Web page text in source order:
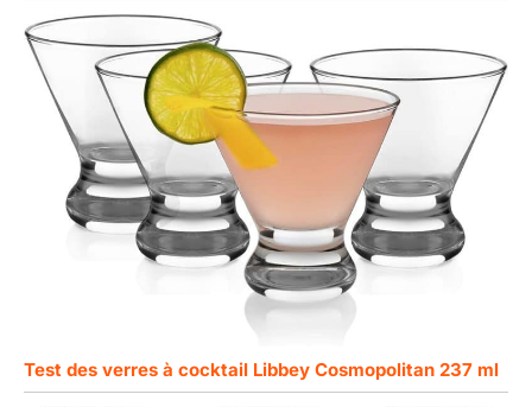
Test des verres à cocktail Libbey Cosmopolitan 237 ml